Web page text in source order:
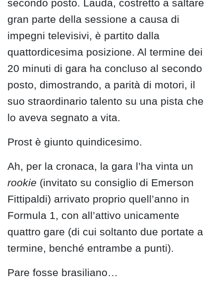
secondo posto. Lauda, costretto a saltare
gran parte della sessione a causa di
impegni televisivi, è partito dalla
quattordicesima posizione. Al termine dei
20 minuti di gara ha concluso al secondo
posto, dimostrando, a parità di motori, il
suo straordinario talento su una pista che
lo aveva segnato a vita.
Prost è giunto quindicesimo.
Ah, per la cronaca, la gara l’ha vinta un
rookie (invitato su consiglio di Emerson
Fittipaldi) arrivato proprio quell’anno in
Formula 1, con all’attivo unicamente
quattro gare (di cui soltanto due portate a
termine, benché entrambe a punti).
Pare fosse brasiliano…